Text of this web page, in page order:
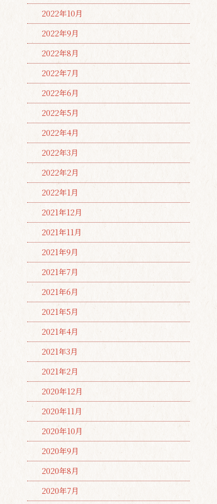
2022年10月
2022年9月
2022年8月
2022年7月
2022年6月
2022年5月
2022年4月
2022年3月
2022年2月
2022年1月
2021年12月
2021年11月
2021年9月
2021年7月
2021年6月
2021年5月
2021年4月
2021年3月
2021年2月
2020年12月
2020年11月
2020年10月
2020年9月
2020年8月
2020年7月